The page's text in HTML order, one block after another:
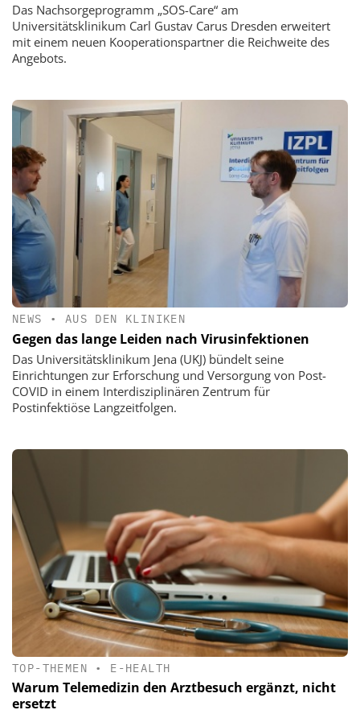
Das Nachsorgeprogramm „SOS-Care“ am
Universitätsklinikum Carl Gustav Carus Dresden erweitert
mit einem neuen Kooperationspartner die Reichweite des
Angebots.
NEWS • AUS DEN KLINIKEN
Gegen das lange Leiden nach Virusinfektionen
Das Universitätsklinikum Jena (UKJ) bündelt seine
Einrichtungen zur Erforschung und Versorgung von Post-
COVID in einem Interdisziplinären Zentrum für
Postinfektiöse Langzeitfolgen.
TOP-THEMEN • E-HEALTH
Warum Telemedizin den Arztbesuch ergänzt, nicht
ersetzt